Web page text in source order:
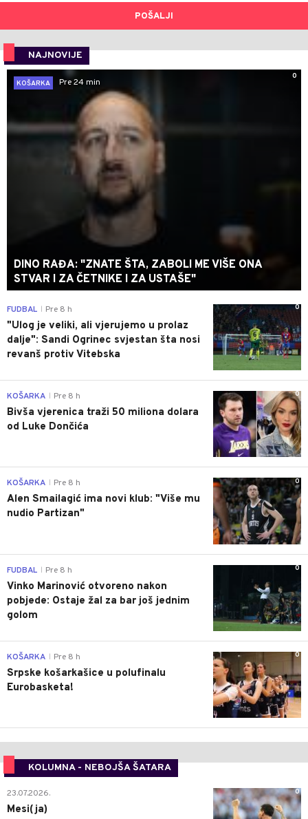
POŠALJI
NAJNOVIJE
0
KOŠARKA
Pre 24 min
DINO RAĐA: "ZNATE ŠTA, ZABOLI ME VIŠE ONA
STVAR I ZA ČETNIKE I ZA USTAŠE"
0
FUDBAL Pre 8 h
"Ulog je veliki, ali vjerujemo u prolaz
dalje": Sandi Ogrinec svjestan šta nosi
revanš protiv Vitebska
0
KOŠARKA Pre 8 h
Bivša vjerenica traži 50 miliona dolara
od Luke Dončića
0
KOŠARKA Pre 8 h
Alen Smailagić ima novi klub: "Više mu
nudio Partizan"
0
FUDBAL Pre 8 h
Vinko Marinović otvoreno nakon
pobjede: Ostaje žal za bar još jednim
golom
0
KOŠARKA Pre 8 h
Srpske košarkašice u polufinalu
Eurobasketa!
KOLUMNA - NEBOJŠA ŠATARA
0
23.07.2026.
Mesi(ja)